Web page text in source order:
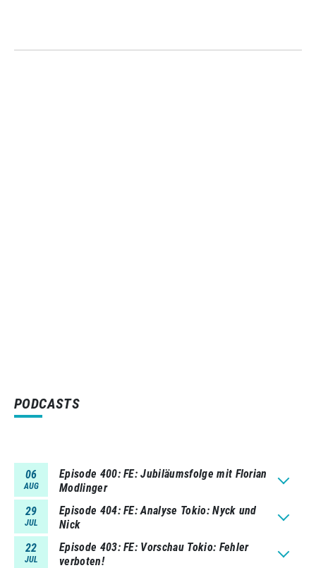
PODCASTS
06
AUG
Episode 400 FE: Jubiläumsfolge mit Florian
Modlinger
29
JUL
Episode 404 FE: Analyse Tokio: Nyck und
Nick
22
JUL
Episode 403 FE: Vorschau Tokio: Fehler
verboten!